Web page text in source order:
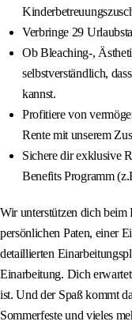
Verbringe 29
Ob Bleaching-,
selbstverständlich,
kannst.
Profitiere von
Rente mit unserem
Sichere dir exklusive
Benefits Programm
Wir unterstützen dich beim
persönlichen Paten, einer
detaillierten
Einarbeitung. Dich
ist. Und der Spaß kommt
Sommerfeste und vieles